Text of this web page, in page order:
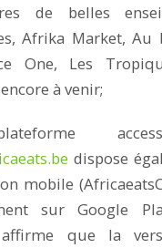
de belles
Afrika Market, Au
One, Les
à venir;
dispose
mobile
sur Google
affirme que la